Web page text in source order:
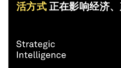
活方式 正在影响经济